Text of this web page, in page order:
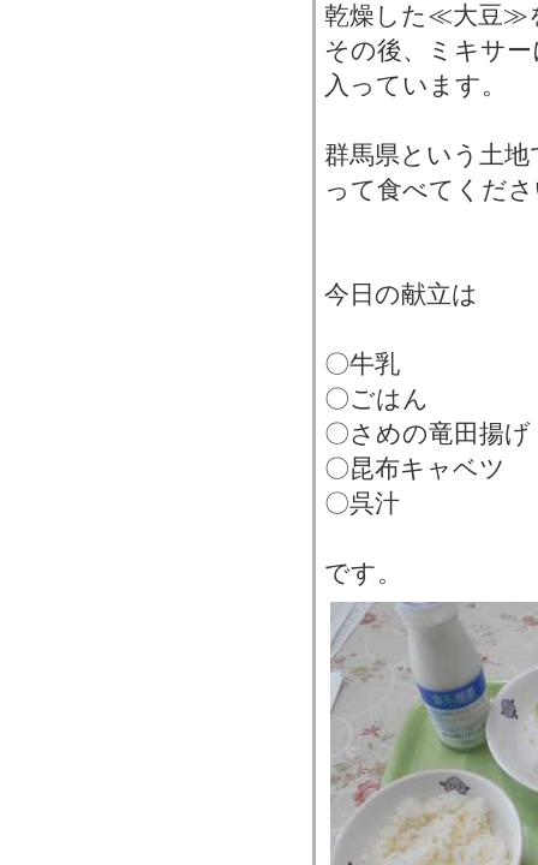
乾燥した≪大豆≫
その後、ミキサ
入っています。
群馬県という土
って食べてくだ
今日の献立は
〇牛乳
〇ごはん
〇さめの竜田揚げ
〇昆布キャベツ
〇呉汁
です。